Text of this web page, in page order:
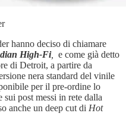
hanno deciso di chiamare
High-Fi,
e come già detto
di Detroit, a partire da
nera standard del vinile
per il pre-ordine lo
sui post messi in rete dalla
anche un deep cut di Hot